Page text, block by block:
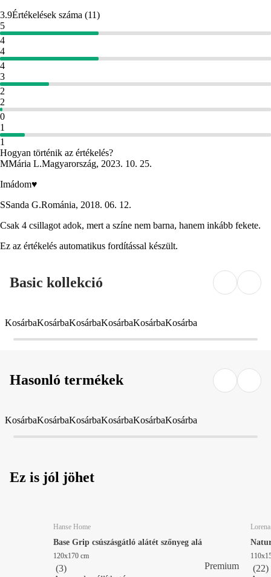
3.9Értékelések száma (11)
5
4
4
4
3
2
2
0
1
1
Hogyan történik az értékelés?
MMária L.Magyarország, 2023. 10. 25.
Imádom♥️
SSanda G.Románia, 2018. 06. 12.
Csak 4 csillagot adok, mert a színe nem barna, hanem inkább fekete.
Ez az értékelés automatikus fordítással készült.
Basic kollekció
KosárbaKosárbaKosárbaKosárbaKosárbaKosárba
Hasonló termékek
KosárbaKosárbaKosárbaKosárbaKosárbaKosárba
Ez is jól jöhet
Hanse Home
Base Grip csúszásgátló alátét szőnyeg alá
120x170 cm
(3)
Premium (22)